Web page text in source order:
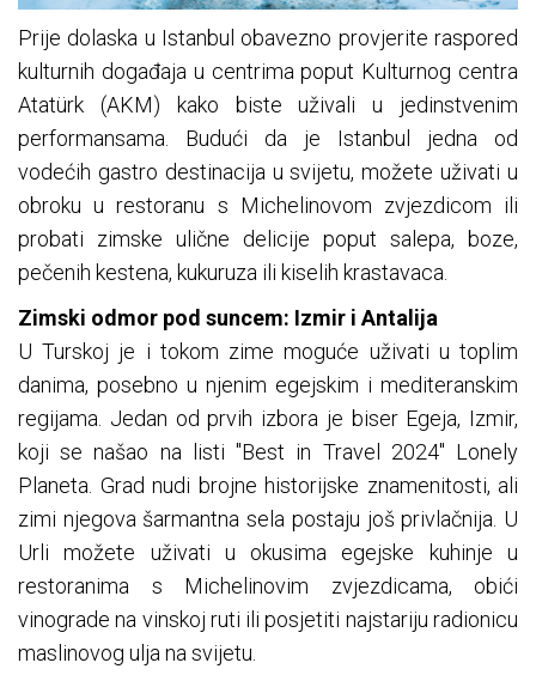
Prije dolaska u Istanbul obavezno provjerite raspored
kulturnih događaja u centrima poput Kulturnog centra
Atatürk (AKM) kako biste uživali u jedinstvenim
performansama. Budući da je Istanbul jedna od
vodećih gastro destinacija u svijetu, možete uživati u
obroku u restoranu s Michelinovom zvjezdicom ili
probati zimske ulične delicije poput salepa, boze,
pečenih kestena, kukuruza ili kiselih krastavaca.
Zimski odmor pod suncem: Izmir i Antalija
U Turskoj je i tokom zime moguće uživati u toplim
danima, posebno u njenim egejskim i mediteranskim
regijama. Jedan od prvih izbora je biser Egeja, Izmir,
koji se našao na listi "Best in Travel 2024" Lonely
Planeta. Grad nudi brojne historijske znamenitosti, ali
zimi njegova šarmantna sela postaju još privlačnija. U
Urli možete uživati u okusima egejske kuhinje u
restoranima s Michelinovim zvjezdicama, obići
vinograde na vinskoj ruti ili posjetiti najstariju radionicu
maslinovog ulja na svijetu.